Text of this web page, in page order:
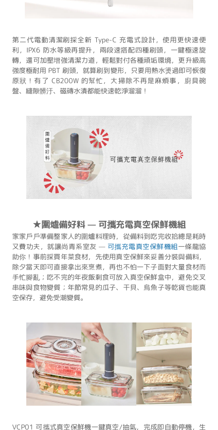
第二代電動清潔刷採全新 Type-C 充電式設計，使用更快速便
利，IPX6 防水等級再提升，兩段速搭配四種刷頭，一鍵極速旋
轉，還可加壓增強清潔力道，輕鬆對付各種頑垢環境，更升級高
強度極耐用 PBT 刷頭，就算刷到變形，只要用熱水燙過即可恢復
原狀！有了 CB200W 的幫忙，大掃除不再是麻煩事，廚具碗
盤、縫隙髒汙、磁磚水漬都能快速乾淨溜溜！
★圍爐備好料 — 可攜充電真空保鮮機組
家家戶戶準備整家人的圍爐料理時，從備料到吃完收拾總是耗時
又費功夫，就讓尚青系室友 — 可攜充電真空保鮮機組一條龍協
助你！事前採買年菜食材，先使用真空保鮮來妥善分裝與備料，
除夕當天即可直接拿出來烹煮，再也不怕一下子面對大量食材而
手忙腳亂；吃不完的年夜飯剩食可放入真空保鮮盒中，避免交叉
串味與食物變質；年節常見的瓜子、干貝、烏魚子等乾貨也能真
空保存，避免受潮變質。
VCP01 可攜式真空保鮮機一鍵真空/抽氣，完成即自動停機，生